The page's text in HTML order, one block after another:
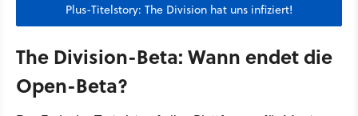
Plus-Titelstory: The Division hat uns infiziert!
The Division-Beta: Wann endet die
Open-Beta?